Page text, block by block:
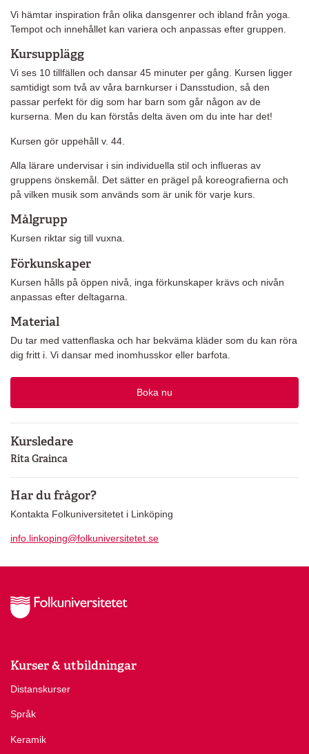
Vi hämtar inspiration från olika dansgenrer och ibland från yoga.
Tempot och innehållet kan variera och anpassas efter gruppen.
Kursupplägg
Vi ses 10 tillfällen och dansar 45 minuter per gång. Kursen ligger
samtidigt som två av våra barnkurser i Dansstudion, så den
passar perfekt för dig som har barn som går någon av de
kurserna. Men du kan förstås delta även om du inte har det!
Kursen gör uppehåll v. 44.
Alla lärare undervisar i sin individuella stil och influeras av
gruppens önskemål. Det sätter en prägel på koreografierna och
på vilken musik som används som är unik för varje kurs.
Målgrupp
Kursen riktar sig till vuxna.
Förkunskaper
Kursen hålls på öppen nivå, inga förkunskaper krävs och nivån
anpassas efter deltagarna.
Material
Du tar med vattenflaska och har bekväma kläder som du kan röra
dig fritt i. Vi dansar med inomhusskor eller barfota.
Boka nu
Kursledare
Rita Grainca
Har du frågor?
Kontakta Folkuniversitetet i Linköping
info.linkoping@folkuniversitetet.se
Kurser & utbildningar
Distanskurser
Språk
Keramik